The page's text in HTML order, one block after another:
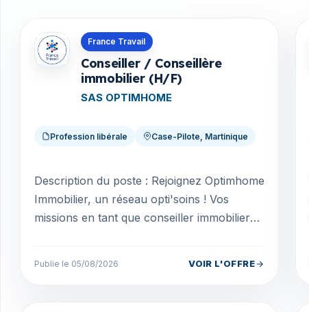
France Travail
Conseiller / Conseillère
immobilier (H/F)
SAS OPTIMHOME
Profession libérale Case-Pilote, Martinique
Description du poste : Rejoignez Optimhome
Immobilier, un réseau opti'soins ! Vos
missions en tant que conseiller immobilier
Publie le 05/08/2026 VOIR L'OFFRE
Offres en Martinique